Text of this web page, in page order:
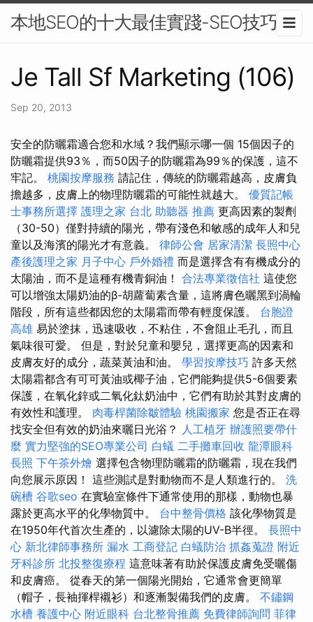
本地SEO的十大最佳實踐-SEO技巧
Je Tall Sf Marketing (106)
Sep 20, 2013
安全的防曬霜適合您和水域？我們顯示哪一個 15個因子的
防曬霜提供93％，而50因子的防曬霜為99％的保護，這不
牢記。 桃園按摩服務 請記住，傳統的防曬霜越高，皮膚負
擔越多，皮膚上的物理防曬霜的可能性就越大。 優質記帳
士事務所選擇 護理之家 台北 助聽器 推薦 更高因素的製劑
（30-50）僅對持續的陽光，帶有淺色和敏感的成年人和兒
童以及海濱的陽光才有意義。 律師公會 居家清潔 長照中心
產後護理之家 月子中心 戶外婚禮 而是選擇含有有機成分的
太陽油，而不是這種有機青銅油！ 合法專業徵信社 這使您
可以增強太陽奶油的β-胡蘿蔔素含量，這將膚色曬黑到渦輪
階段，所有這些都因您的太陽霜而帶有輕度保護。 台胞證
高雄 易於塗抹，迅速吸收，不粘住，不會阻止毛孔，而且
氣味很可愛。 但是，對於兒童和嬰兒，選擇更高的因素和
皮膚友好的成分，蔬菜黃油和油。 學習按摩技巧 許多天然
太陽霜都含有可可黃油或椰子油，它們能夠提供5-6個要素
保護，在氧化鋅或二氧化鈦奶油中，它們有助於其對皮膚的
有效性和護理。 肉毒桿菌除皺體驗 桃園搬家 您是否正在尋
找安全但有效的奶油來曬日光浴？ 人工植牙 辦護照要帶什
麼 實力堅強的SEO專業公司 白蟻 二手攤車回收 龍潭眼科
長照 下午茶外燴 選擇包含物理防曬霜的防曬霜，現在我們
向您展示原因！ 這些測試是對動物而不是人類進行的。 洗
碗槽 谷歌seo 在實驗室條件下通常使用的那樣，動物也暴
露於更高水平的化學物質中。 台中整骨價格 該化學物質是
在1950年代首次生產的，以濾除太陽的UV-B半徑。 長照中
心 新北律師事務所 漏水 工商登記 白蟻防治 抓姦蒐證 附近
牙科診所 北投整復療程 這意味著有助於保護皮膚免受曬傷
和皮膚癌。 從春天的第一個陽光開始，它通常會更簡單
（帽子，長袖揮桿襯衫）和逐漸製備我們的皮膚。 不鏽鋼
水槽 養護中心 附近眼科 台北整骨推薦 免費律師詢問 菲律